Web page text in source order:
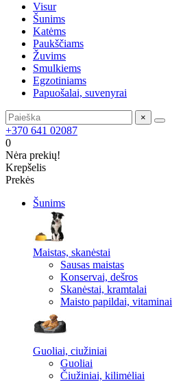
Visur
Šunims
Katėms
Paukščiams
Žuvims
Smulkiems
Egzotiniams
Papuošalai, suvenyrai
×
+370 641 02087
0
Nėra prekių!
Krepšelis
Prekės
Šunims
Maistas, skanėstai
Sausas maistas
Konservai, dešros
Skanėstai, kramtalai
Maisto papildai, vitaminai
Guoliai, ciužiniai
Guoliai
Čiužiniai, kilimėliai